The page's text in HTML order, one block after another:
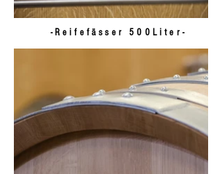
-Reifefässer 500Liter-